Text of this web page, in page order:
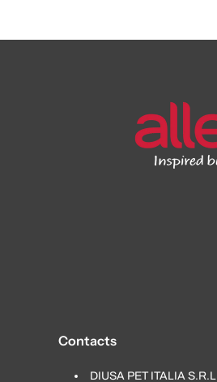
Contacts
DIUSA PET ITALIA